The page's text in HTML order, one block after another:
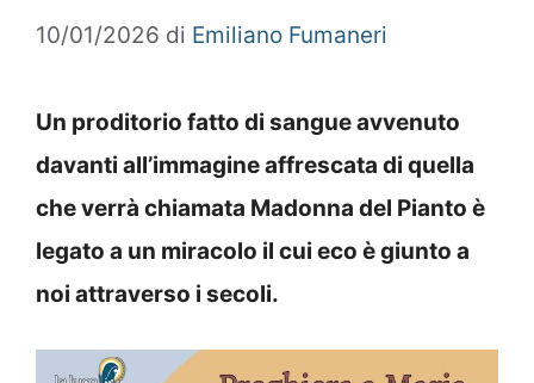
10/01/2026 di Emiliano Fumaneri
Un proditorio fatto di sangue avvenuto
davanti all’immagine affrescata di quella
che verrà chiamata Madonna del Pianto è
legato a un miracolo il cui eco è giunto a
noi attraverso i secoli.